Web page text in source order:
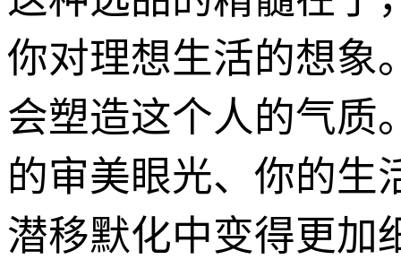
你对理想生活的想象
会塑造这个人的气质
的审美眼光、你的生
潜移默化中变得更加